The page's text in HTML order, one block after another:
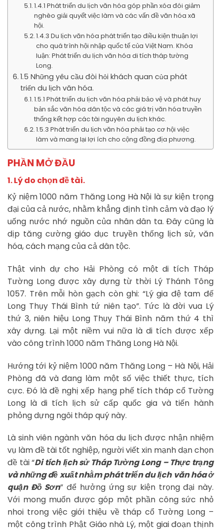
1.4.1 Phát triển du lịch văn hóa góp phần xóa đói giảm
nghèo giải quyết việc làm và các vấn đề văn hóa xã
hội.
1.4.3 Du lịch văn hóa phát triển tạo điều kiện thuận lợi
cho quá trình hội nhập quốc tế của Việt Nam. Khóa
luận: Phát triển du lịch văn hóa di tích tháp tường
Long.
1.5 Những yêu cầu đòi hỏi khách quan của phát
triển du lịch văn hóa.
1.5.1 Phát triển du lịch văn hóa phải bảo vệ và phát huy
bản sắc văn hóa dân tộc và các giá trị văn hóa truyền
thống kết hợp các tài nguyên du lịch khác.
1.5.3 Phát triển du lịch văn hóa phải tạo cơ hội việc
làm và mang lại lợi ích cho cộng đồng địa phương.
PHẦN MỞ ĐẦU
1. Lý do chọn đề tài.
Kỷ niệm 1000 năm Thăng Long Hà Nội là sự kiện trọng
đại của cả nước, nhằm khẳng định tình cảm và đạo lý
uống nước nhớ nguồn của nhân dân ta. Đây cũng là
dịp tăng cường giáo dục truyền thống lịch sử, văn
hóa, cách mạng của cả dân tộc.
Thật vinh dự cho Hải Phòng có một di tích Tháp
Tường Long được xây dựng từ thời Lý Thánh Tông
1057. Trên mỗi hòn gạch còn ghi: “Lý gia đệ tam đế
Long Thụy Thái Bình tứ niên tạo”. Tức là đời vua Lý
thứ 3, niên hiệu Long Thụy Thái Bình năm thứ 4 thì
xây dựng. Lại một niềm vui nữa là di tích được xếp
vào công trình 1000 năm Thăng Long Hà Nội.
Hướng tới kỷ niệm 1000 năm Thăng Long – Hà Nội, Hải
Phòng đã và đang làm một số việc thiết thực, tích
cực. Đó là đề nghị xếp hạng phế tích tháp cổ Tường
Long là di tích lịch sử cấp quốc gia và tiến hành
phỏng dựng ngôi tháp quý này.
Là sinh viên ngành văn hóa du lịch được nhận nhiệm
vụ làm đề tài tốt nghiệp, người viết xin mạnh dạn chọn
đề tài “Di tích lịch sử Tháp Tường Long – Thực trạng
và những đề xuất nhằm phát triển du lịch văn hóa ở
quận Đồ Sơn” để hưởng ứng sự kiện trọng đại này.
Với mong muốn được góp một phần công sức nhỏ
nhoi trong việc giới thiệu về tháp cổ Tường Long –
một công trình Phật Giáo nhà Lý, một giai đoạn thịnh